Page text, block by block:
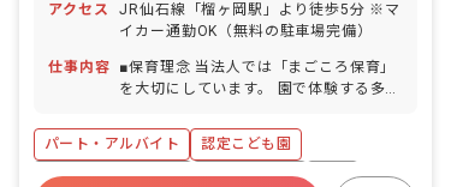
り）
アクセス
JR仙石線「榴ヶ岡駅」より徒歩5分 ※マ
イカー通勤OK（無料の駐車場完備）
仕事内容
■保育理念 当法人では「まごころ保育」
を大切にしています。 園で体験する多く
もたちは様々ことを毎日学んでいきま
す。たくさんの体験をして、明るく豊か
なこころを育ててほしいと願っていま
パート・アルバイト
認定こども園
ボーナス・賞与あり
社会保険完備
有給